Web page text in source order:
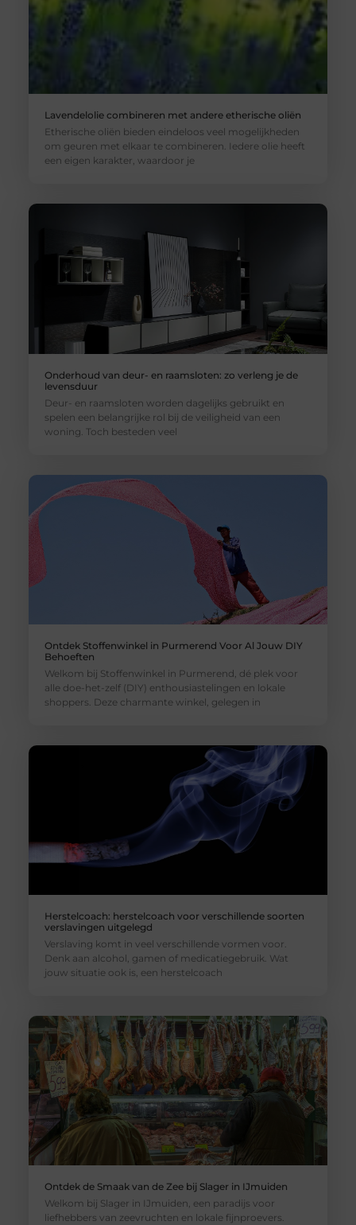
Lavendelolie combineren met andere etherische oliën
Etherische oliën bieden eindeloos veel mogelijkheden
om geuren met elkaar te combineren. Iedere olie heeft
een eigen karakter, waardoor je
Onderhoud van deur- en raamsloten: zo verleng je de
levensduur
Deur- en raamsloten worden dagelijks gebruikt en
spelen een belangrijke rol bij de veiligheid van een
woning. Toch besteden veel
Ontdek Stoffenwinkel in Purmerend Voor Al Jouw DIY
Behoeften
Welkom bij Stoffenwinkel in Purmerend, dé plek voor
alle doe-het-zelf (DIY) enthousiastelingen en lokale
shoppers. Deze charmante winkel, gelegen in
Herstelcoach: herstelcoach voor verschillende soorten
verslavingen uitgelegd
Verslaving komt in veel verschillende vormen voor.
Denk aan alcohol, gamen of medicatiegebruik. Wat
jouw situatie ook is, een herstelcoach
Ontdek de Smaak van de Zee bij Slager in IJmuiden
Welkom bij Slager in IJmuiden, een paradijs voor
liefhebbers van zeevruchten en lokale fijnproevers.